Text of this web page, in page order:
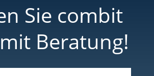
Sie combit
Beratung!